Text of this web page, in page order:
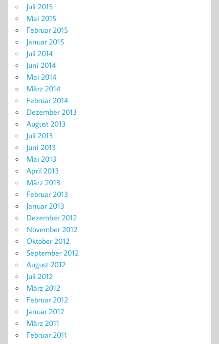
Juli 2015
Mai 2015
Februar 2015
Januar 2015
Juli 2014
Juni 2014
Mai 2014
März 2014
Februar 2014
Dezember 2013
August 2013
Juli 2013
Juni 2013
Mai 2013
April 2013
März 2013
Februar 2013
Januar 2013
Dezember 2012
November 2012
Oktober 2012
September 2012
August 2012
Juli 2012
März 2012
Februar 2012
Januar 2012
März 2011
Februar 2011